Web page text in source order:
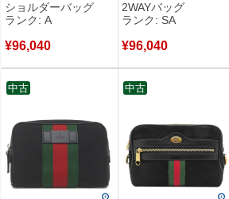
【中古】中古美品
ショルダーバッグ
ランク: A
¥96,040
【中古】新品同様品
2WAYバッグ
ランク: SA
¥96,040
中古 中古